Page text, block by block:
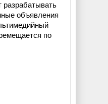
разрабатывать
объявления
по